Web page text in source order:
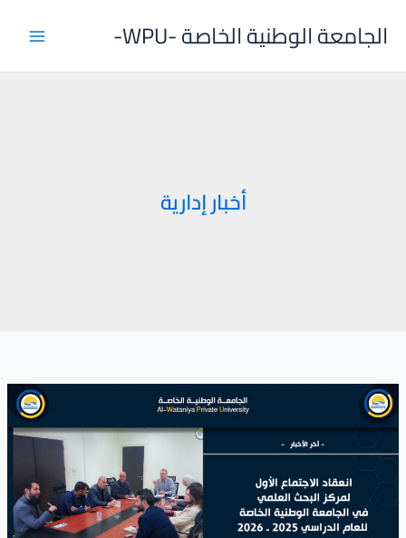
المحتوىالجامعة الوطنية الخاصة -WPU-
أخبار إدارية
انعقاد
الاجتماع
الأول
لمركز
البحث
العلمي
في